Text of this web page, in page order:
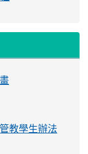
教學生辦法